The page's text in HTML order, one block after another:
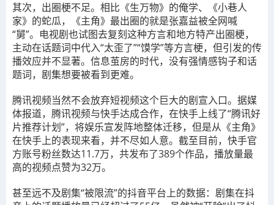
其次，出圈梗不足。 相比《生万物》的俺学、《小巷人
家》的蛇瓜，《主角》最出圈的就是张嘉益被全网喊
“舅”。电视剧也试图去复刻这种方言和地方特产出圈梗，
主动在话题词中代入“太歪了”“馍学”等方言梗，但引发的传
播效应并不显著。信息茧房的时代，没有强情感钩子和话
题词，剧集想要被看到更难。
腾讯视频当然不会放弃短视频这个巨大的剧宣入口。据媒
体报道，腾讯视频与快手达成合作，在快手上线了“腾讯好
片推荐计划”，将娱乐宣发阵地整体迁移，但是从《主角》
在快手上的表现来看，并不尽如人意。截至目前，快手官
方账号粉丝数达11.7万，共发布了389个作品，播放量最
高的视频点赞为32万。
甚至远不及剧集“被限流”的抖音平台上的数据： 剧集在抖